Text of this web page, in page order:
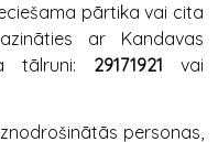
pārtika vai cita
ar Kandavas
tālruni: 29171921 vai
personas,